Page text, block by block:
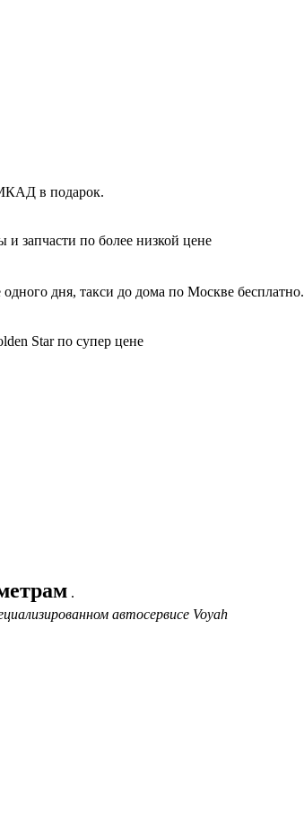
в подарок.
и запчасти по более низкой цене
дня, такси до дома по Москве бесплатно.
Star по супер цене
.
автосервисе Voyah